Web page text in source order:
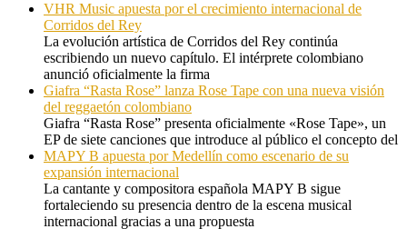
VHR Music apuesta por el crecimiento internacional de
Corridos del Rey
La evolución artística de Corridos del Rey continúa
escribiendo un nuevo capítulo. El intérprete colombiano
anunció oficialmente la firma
Giafra “Rasta Rose” lanza Rose Tape con una nueva visión
del reggaetón colombiano
Giafra “Rasta Rose” presenta oficialmente «Rose Tape», un
EP de siete canciones que introduce al público el concepto del
MAPY B apuesta por Medellín como escenario de su
expansión internacional
La cantante y compositora española MAPY B sigue
fortaleciendo su presencia dentro de la escena musical
internacional gracias a una propuesta